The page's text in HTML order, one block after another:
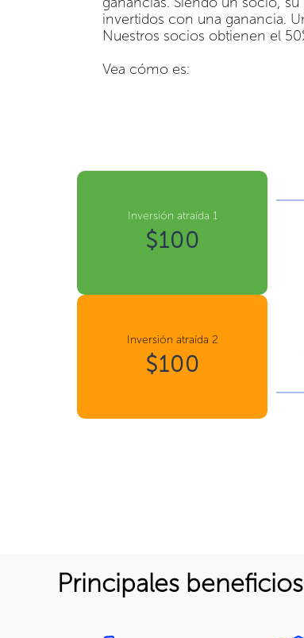
invertidos con una ganancia.
Nuestros socios obtienen el
Vea cómo es:
Inversión atraída 1
$100
Inversión atraída 2
$100
Principales